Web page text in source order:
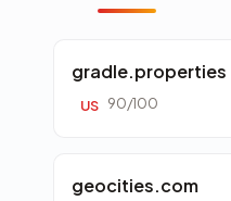
gradle.properties
US 90/100
geocities.com